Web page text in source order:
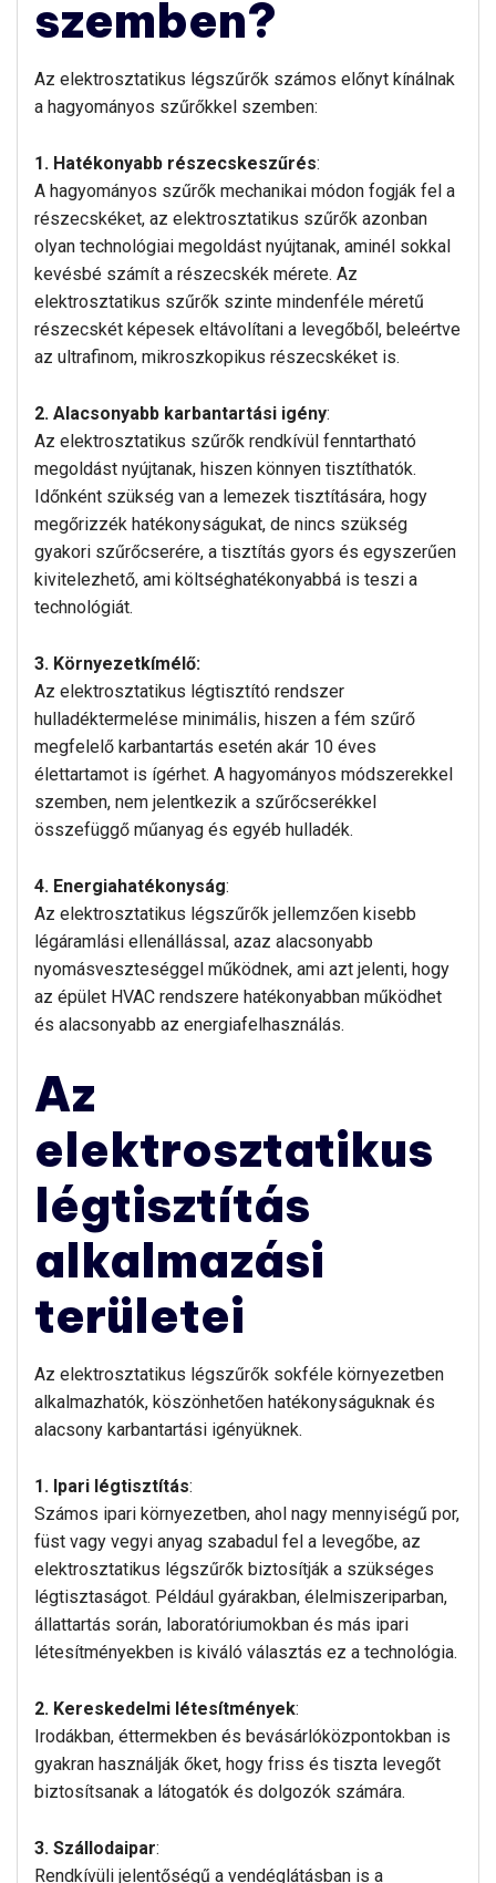
szemben?
Az elektrosztatikus légszűrők számos előnyt kínálnak
a hagyományos szűrőkkel szemben:
1. Hatékonyabb részecskeszűrés:
A hagyományos szűrők mechanikai módon fogják fel a
részecskéket, az elektrosztatikus szűrők azonban
olyan technológiai megoldást nyújtanak, aminél sokkal
kevésbé számít a részecskék mérete. Az
elektrosztatikus szűrők szinte mindenféle méretű
részecskét képesek eltávolítani a levegőből, beleértve
az ultrafinom, mikroszkopikus részecskéket is.
2. Alacsonyabb karbantartási igény:
Az elektrosztatikus szűrők rendkívül fenntartható
megoldást nyújtanak, hiszen könnyen tisztíthatók.
Időnként szükség van a lemezek tisztítására, hogy
megőrizzék hatékonyságukat, de nincs szükség
gyakori szűrőcserére, a tisztítás gyors és egyszerűen
kivitelezhető, ami költséghatékonyabbá is teszi a
technológiát.
3. Környezetkímélő:
Az elektrosztatikus légtisztító rendszer
hulladéktermelése minimális, hiszen a fém szűrő
megfelelő karbantartás esetén akár 10 éves
élettartamot is ígérhet. A hagyományos módszerekkel
szemben, nem jelentkezik a szűrőcserékkel
összefüggő műanyag és egyéb hulladék.
4. Energiahatékonyság:
Az elektrosztatikus légszűrők jellemzően kisebb
légáramlási ellenállással, azaz alacsonyabb
nyomásveszteséggel működnek, ami azt jelenti, hogy
az épület HVAC rendszere hatékonyabban működhet
és alacsonyabb az energiafelhasználás.
Az
elektrosztatikus
légtisztítás
alkalmazási
területei
Az elektrosztatikus légszűrők sokféle környezetben
alkalmazhatók, köszönhetően hatékonyságuknak és
alacsony karbantartási igényüknek.
1. Ipari légtisztítás:
Számos ipari környezetben, ahol nagy mennyiségű por,
füst vagy vegyi anyag szabadul fel a levegőbe, az
elektrosztatikus légszűrők biztosítják a szükséges
légtisztaságot. Például gyárakban, élelmiszeriparban,
állattartás során, laboratóriumokban és más ipari
létesítményekben is kiváló választás ez a technológia.
2. Kereskedelmi létesítmények:
Irodákban, éttermekben és bevásárlóközpontokban is
gyakran használják őket, hogy friss és tiszta levegőt
biztosítsanak a látogatók és dolgozók számára.
3. Szállodaipar:
Rendkívüli jelentőségű a vendéglátásban is a